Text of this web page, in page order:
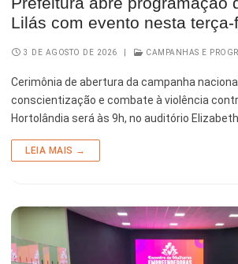
Lilás com evento nesta
3 DE AGOSTO DE 2026 CAMPANHAS E
Cerimônia de abertura da campanha
conscientização e combate à violência
Hortolândia será às 9h, no auditório Elizabeth
LEIA MAIS →